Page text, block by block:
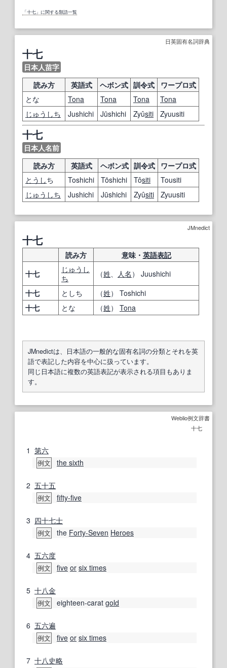
「十七」に関する類語一覧
日英固有名詞辞典
十七
日本人苗字
読み方
英語式 ヘボン式 訓令式
ワープロ式
とな
Tona Tona Tona
Tona
じゅうしち
Jushichi Jūshichi Zyûsiti Zyuusiti
十七
日本人名前
読み方
英語式 ヘボン式 訓令式 ワープロ式
とうしち Toshichi Tōshichi Tôsiti
Tousiti
じゅうしち
Jushichi Jūshichi Zyûsiti Zyuusiti
JMnedict
十七
読み方 意味・ 英語表記
十七
じゅうし
ち
（姓 人名 ） Juushichi
十七
としち （姓） Toshichi
十七
とな （姓） Tona
JMnedictは、日本語の一般的な固有名詞の分類とそれを英
語で表記した内容を中心に扱っています。
同じ日本語に複数の英語表記が表示される項目もありま
す。
Weblio例文辞書
十七
1 第六
例文 the sixth
2 五十五
例文 fifty-five
3 四十七士
例文 the Forty-Seven Heroes
4 五六度
例文 five or six times
5 十八金
例文 eighteen-carat gold
6 五六遍
例文 five or six times
7 十八 史略